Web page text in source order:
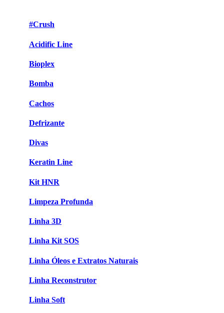
#Crush
Acidific Line
Bioplex
Bomba
Cachos
Defrizante
Divas
Keratin Line
Kit HNR
Limpeza Profunda
Linha 3D
Linha Kit SOS
Linha Óleos e Extratos Naturais
Linha Reconstrutor
Linha Soft